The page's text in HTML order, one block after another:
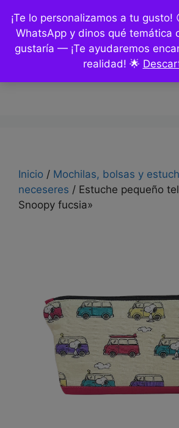
¡Te lo personalizamos a tu gusto!
WhatsApp y dinos qué temática
gustaría — ¡Te ayudaremos
realidad! 🌟
contenido
Inicio / Mochilas, bolsas y
neceseres / Estuche pequeño
Snoopy fucsia»